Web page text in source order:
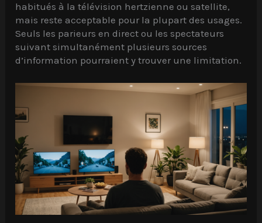
habitués à la télévision hertzienne ou satellite,
mais reste acceptable pour la plupart des usages.
Seuls les parieurs en direct ou les spectateurs
suivant simultanément plusieurs sources
d’information pourraient y trouver une limitation.